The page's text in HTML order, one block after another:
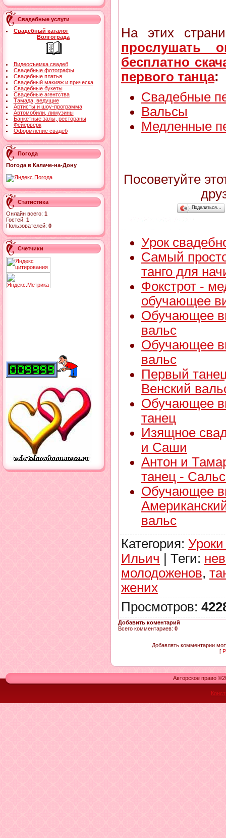
Свадебные услуги
Свадебный каталог
Волгограда
Видеосъемка свадеб
Свадебные фотографы
Свадебные платья
Свадебный макияж и прическа
Свадебные букеты
Свадебные агентства
Тамада, ведущие
Артисты и шоу-программа
Автомобили, лимузины
Банкетные залы, рестораны
Фейерверк
Оформление свадеб
Погода
Погода в Калаче-на-Дону
Статистика
Онлайн всего: 1
Гостей: 1
Пользователей: 0
Счетчики
На этих
прослушать
бесплатно
первого танца:
Свадебные
Вальсы
Медленные
Посоветуйте
Поделиться…
Урок
Самый
танго для
Фокстрот -
обучающее
Обучающее
вальс
Обучающее
вальс
Первый
Венский
Обучающее
танец
Изящное
и Саши
Антон и
танец -
Обучающее
вальс
Категория: Уроки
Ильич | Теги:
молодоженов,
жених
Просмотров:
Добавить коментарий
Всего комментариев: 0
Добавлять комментарии
[
Авторское право